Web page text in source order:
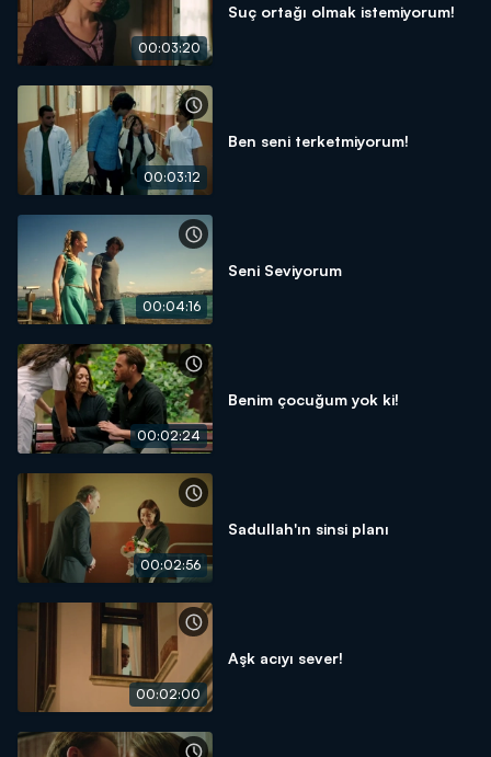
00:03:20
Suç ortağı olmak istemiyorum!
00:03:12
Ben seni terketmiyorum!
00:04:16
Seni Seviyorum
00:02:24
Benim çocuğum yok ki!
00:02:56
Sadullah'ın sinsi planı
00:02:00
Aşk acıyı sever!